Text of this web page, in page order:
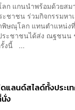
ก แกนนำพร้อมด้วยส
ชาชน ร่วมกิจกรรมหา
พิษณุโลก แทนตำแหน่ง
ระชาชนได้ส่ง ณฐชน
รั้งนี้ ...
แลนด์สไลด์ทั้งประเ
ง